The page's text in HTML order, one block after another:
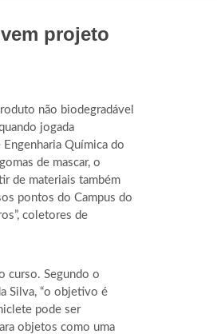
projeto
não biodegradável
jogada
Química do
de mascar, o
de materiais também
pontos do Campus do
coletores de
curso. Segundo o
Silva, “o objetivo é
pode ser
objetos como uma